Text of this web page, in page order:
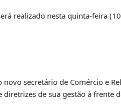
realizado nesta quinta-feira
secretário de Comércio e
de sua gestão à frente